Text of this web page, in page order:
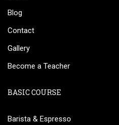
Blog
Contact
Gallery
Become a Teacher
BASIC COURSE
Barista & Espresso